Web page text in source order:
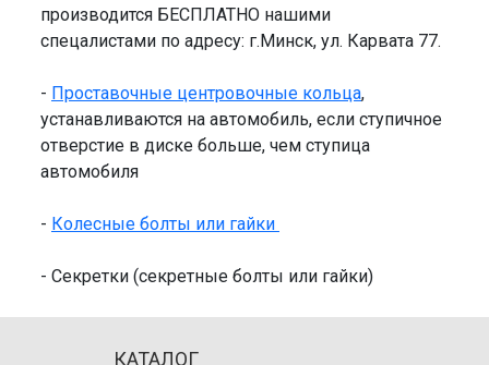
производится БЕСПЛАТНО нашими
спецалистами по адресу: г.Минск, ул. Карвата 77.
- Проставочные центровочные кольца,
устанавливаются на автомобиль, если ступичное
отверстие в диске больше, чем ступица
автомобиля
- Колесные болты или гайки
- Секретки (секретные болты или гайки)
КАТАЛОГ